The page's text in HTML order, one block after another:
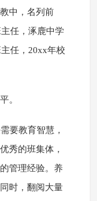
中，名列前
任，涿鹿中学
任，20xx年校
。
要教育智慧，
秀的班集体，
管理经验。养
时，翻阅大量